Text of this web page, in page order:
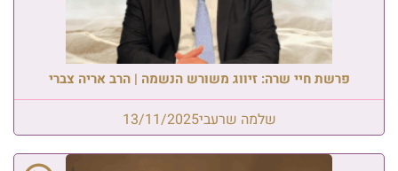
פרשת חיי שרה: זיווג משורש הנשמה | הרב אריה צברי
שלמה שרעבי13/11/2025